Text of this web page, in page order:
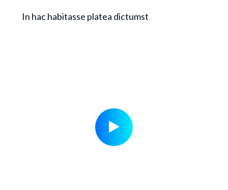
In hac habitasse platea dictumst